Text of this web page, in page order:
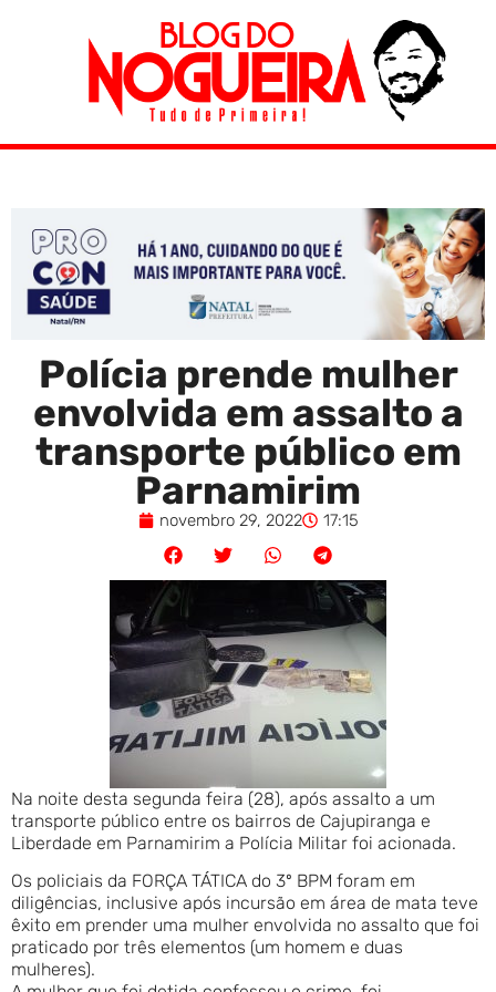
Polícia prende mulher
envolvida em assalto a
transporte público em
Parnamirim
novembro 29, 2022 17:15
Na noite desta segunda feira (28), após assalto a um
transporte público entre os bairros de Cajupiranga e
Liberdade em Parnamirim a Polícia Militar foi acionada.
Os policiais da FORÇA TÁTICA do 3º BPM foram em
diligências, inclusive após incursão em área de mata teve
êxito em prender uma mulher envolvida no assalto que foi
praticado por três elementos (um homem e duas
mulheres).